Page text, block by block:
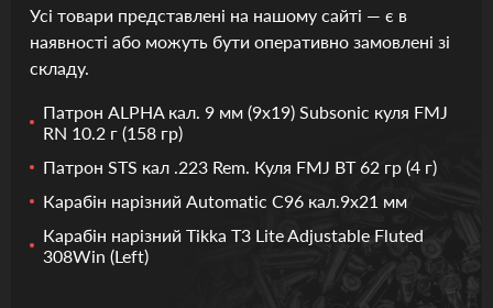
Усі товари представлені на нашому сайті — є в
наявності або можуть бути оперативно замовлені зі
складу.
Патрон ALPHA кал. 9 мм (9х19) Subsonic куля FMJ
RN 10.2 г (158 гр)
Патрон STS кал .223 Rem. Куля FMJ BT 62 гр (4 г)
Карабін нарізний Automatic C96 кал.9х21 мм
Карабін нарізний Tikka T3 Lite Adjustable Fluted
308Win (Left)